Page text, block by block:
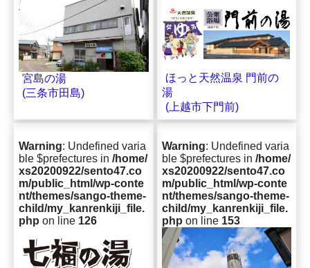
宮島の湯
(三条市田島)
ほっと天然温泉 門前の
湯
(上越市下門前)
Warning: Undefined varia
ble $prefectures in /home/
xs20200922/sento47.co
m/public_html/wp-conte
nt/themes/sango-theme-
child/my_kanrenkiji_file.
php on line 126
Warning: Undefined varia
ble $prefectures in /home/
xs20200922/sento47.co
m/public_html/wp-conte
nt/themes/sango-theme-
child/my_kanrenkiji_file.
php on line 153